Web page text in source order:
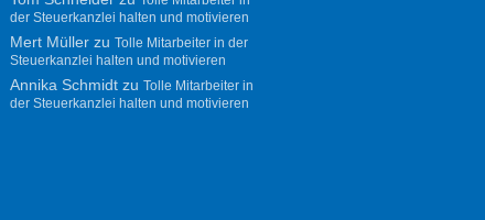
der Steuerkanzlei halten und motivieren
Mert Müllerzu Tolle Mitarbeiter in der
Steuerkanzlei halten und motivieren
Annika Schmidtzu Tolle Mitarbeiter in
der Steuerkanzlei halten und motivieren